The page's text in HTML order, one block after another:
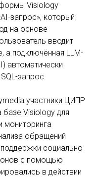
Visiology
запрос», который
на основе
вводит
а подключённая LLM-
автоматически
запрос.
участники ЦИПР
Visiology для
мониторинга
обращений
социально-
с помощью
в действии